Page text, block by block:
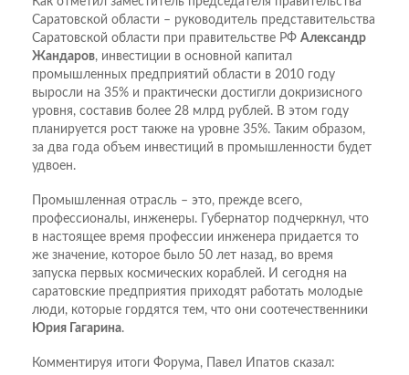
Саратовской области – руководитель представительства
Саратовской области при правительстве РФ Александр
Жандаров, инвестиции в основной капитал
промышленных предприятий области в 2010 году
выросли на 35% и практически достигли докризисного
уровня, составив более 28 млрд рублей. В этом году
планируется рост также на уровне 35%. Таким образом,
за два года объем инвестиций в промышленности будет
удвоен.
Промышленная отрасль – это, прежде всего,
профессионалы, инженеры. Губернатор подчеркнул, что
в настоящее время профессии инженера придается то
же значение, которое было 50 лет назад, во время
запуска первых космических кораблей. И сегодня на
саратовские предприятия приходят работать молодые
люди, которые гордятся тем, что они соотечественники
Юрия Гагарина.
Комментируя итоги Форума, Павел Ипатов сказал: